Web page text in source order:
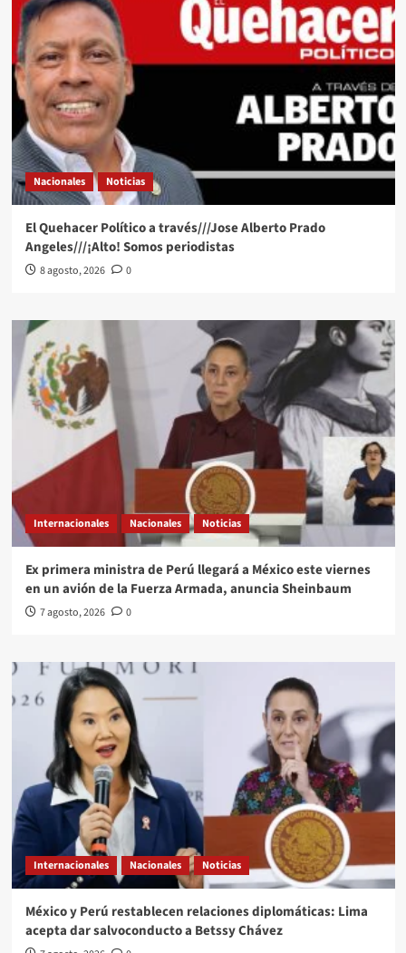
Nacionales Noticias
El Quehacer Político a través///Jose Alberto Prado
Angeles///¡Alto! Somos periodistas
8 agosto, 2026 0
Internacionales Nacionales Noticias
Ex primera ministra de Perú llegará a México este viernes
en un avión de la Fuerza Armada, anuncia Sheinbaum
7 agosto, 2026 0
Internacionales Nacionales Noticias
México y Perú restablecen relaciones diplomáticas: Lima
acepta dar salvoconducto a Betssy Chávez